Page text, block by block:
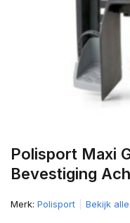
Polisport Maxi
Bevestiging
Merk: Polisport Bekijk